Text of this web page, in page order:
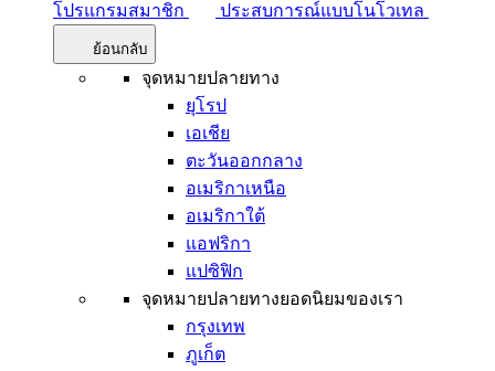
โปรแกรมสมาชิก ประสบการณ์แบบโนโวเทล
ย้อนกลับ
จุดหมายปลายทาง
ยุโรป
เอเชีย
ตะวันออกกลาง
อเมริกาเหนือ
อเมริกาใต้
แอฟริกา
แปซิฟิก
จุดหมายปลายทางยอดนิยมของเรา
กรุงเทพ
ภูเก็ต